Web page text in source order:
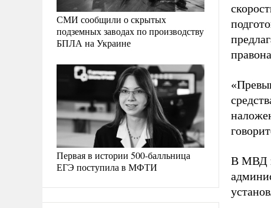
СМИ сообщили о скрытых
подземных заводах по производству
БПЛА на Украине
Первая в истории 500-балльница
ЕГЭ поступила в МФТИ
В МВД